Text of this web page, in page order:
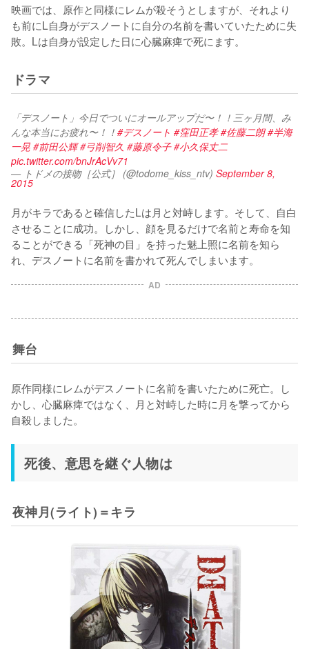
映画では、原作と同様にレムが殺そうとしますが、それより
も前にL自身がデスノートに自分の名前を書いていたために失
敗。Lは自身が設定した日に心臓麻痺で死にます。
ドラマ
「デスノート」今日でついにオールアップだ〜！！三ヶ月間、み
んな本当にお疲れ〜！！ #デスノート #窪田正孝 #佐藤二朗 #半海
一晃 #前田公輝 #弓削智久 #藤原令子 #小久保丈二
pic.twitter.com/bnJrAcVv71
— トドメの接吻［公式］ (@todome_kiss_ntv) September 8,
2015
月がキラであると確信したLは月と対峙します。そして、自白
させることに成功。しかし、顔を見るだけで名前と寿命を知
ることができる「死神の目」を持った魅上照に名前を知ら
れ、デスノートに名前を書かれて死んでしまいます。
AD
舞台
原作同様にレムがデスノートに名前を書いたために死亡。し
かし、心臓麻痺ではなく、月と対峙した時に月を撃ってから
死後、意思を継ぐ人物は
夜神月(ライト)＝キラ